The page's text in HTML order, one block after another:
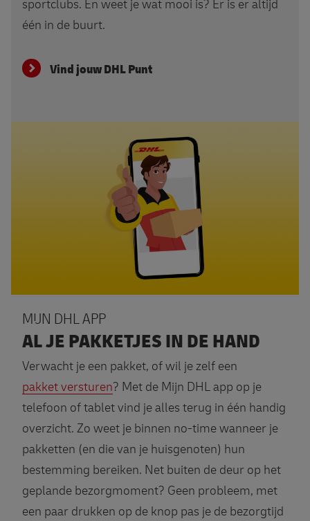
sportclubs. En weet je wat mooi is? Er is er altijd
één in de buurt.
Vind jouw DHL Punt
MIJN DHL APP
AL JE PAKKETJES IN DE HAND
Verwacht je een pakket, of wil je zelf een
pakket versturen? Met de Mijn DHL app op je
telefoon of tablet vind je alles terug in één handig
overzicht. Zo weet je binnen no-time wanneer je
pakketten (en die van je huisgenoten) hun
bestemming bereiken. Net buiten de deur op het
geplande bezorgmoment? Geen probleem, met
een paar drukken op de knop pas je de bezorgtijd